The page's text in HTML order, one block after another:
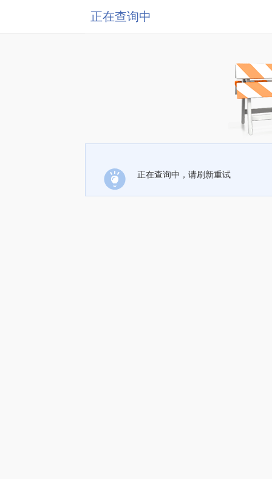
正在查询中
正在查询中，请刷新重试